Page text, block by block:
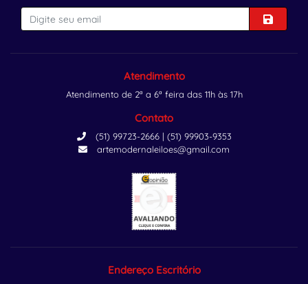
Atendimento
Atendimento de 2ª a 6ª feira das 11h às 17h
Contato
(51) 99723-2666 | (51) 99903-9353
artemodernaleiloes@gmail.com
Endereço Escritório